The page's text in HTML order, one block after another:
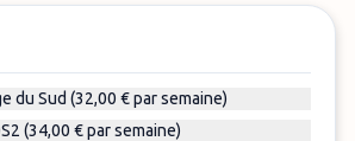
du Sud (32,00 € par semaine)
(34,00 € par semaine)